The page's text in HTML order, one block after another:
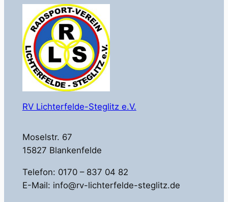
RV Lichterfelde-Steglitz e.V.
Moselstr. 67
15827 Blankenfelde
Telefon: 0170 – 837 04 82
E-Mail: info@rv-lichterfelde-steglitz.de